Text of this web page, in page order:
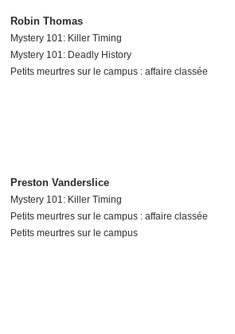
Robin Thomas
Mystery 101: Killer Timing
Mystery 101: Deadly History
Petits meurtres sur le campus : affaire classée
Preston Vanderslice
Mystery 101: Killer Timing
Petits meurtres sur le campus : affaire classée
Petits meurtres sur le campus